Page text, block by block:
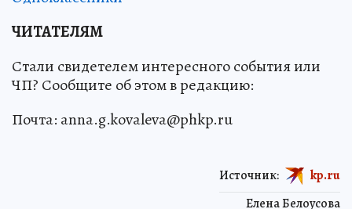
ЧИТАТЕЛЯМ
Стали свидетелем интересного события или
ЧП? Сообщите об этом в редакцию:
Почта: anna.g.kovaleva@phkp.ru
Елена Белоусова
Источник: kp.ru